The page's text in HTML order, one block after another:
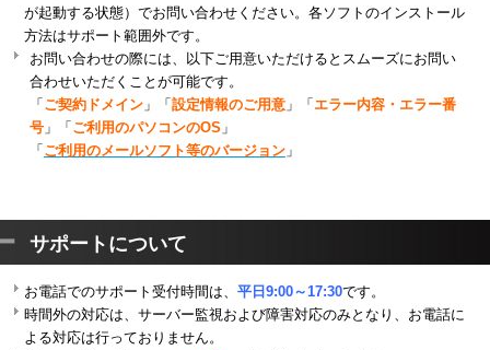
が起動する状態）でお問い合わせください。各ソフトのインストール
方法はサポート範囲外です。
お問い合わせの際には、以下ご用意いただけるとスムーズにお問い
合わせいただくことが可能です。
「 ご契約ドメイン」「 設定情報のご用意」「 エラー内容・エラー番
号」「 ご利用のパソコンのOS 」
「 ご利用のメールソフト等のバージョン」
サポートについて
お電話でのサポート受付時間は、平日9:00～17:30です。
時間外の対応は、サーバー監視および障害対応のみとなり、お電話に
よる対応は行っておりません。